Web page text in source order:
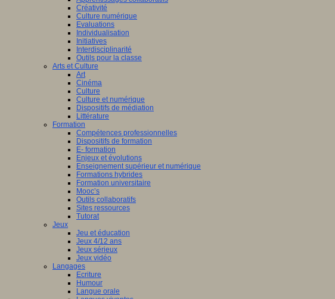
Créativité
Culture numérique
Evaluations
Individualisation
Initiatives
Interdisciplinarité
Outils pour la classe
Arts et Culture
Art
Cinéma
Culture
Culture et numérique
Dispositifs de médiation
Littérature
Formation
Compétences professionnelles
Dispositifs de formation
E- formation
Enjeux et évolutions
Enseignement supérieur et numérique
Formations hybrides
Formation universitaire
Mooc’s
Outils collaboratifs
Sites ressources
Tutorat
Jeux
Jeu et éducation
Jeux 4/12 ans
Jeux sérieux
Jeux vidéo
Langages
Ecriture
Humour
Langue orale